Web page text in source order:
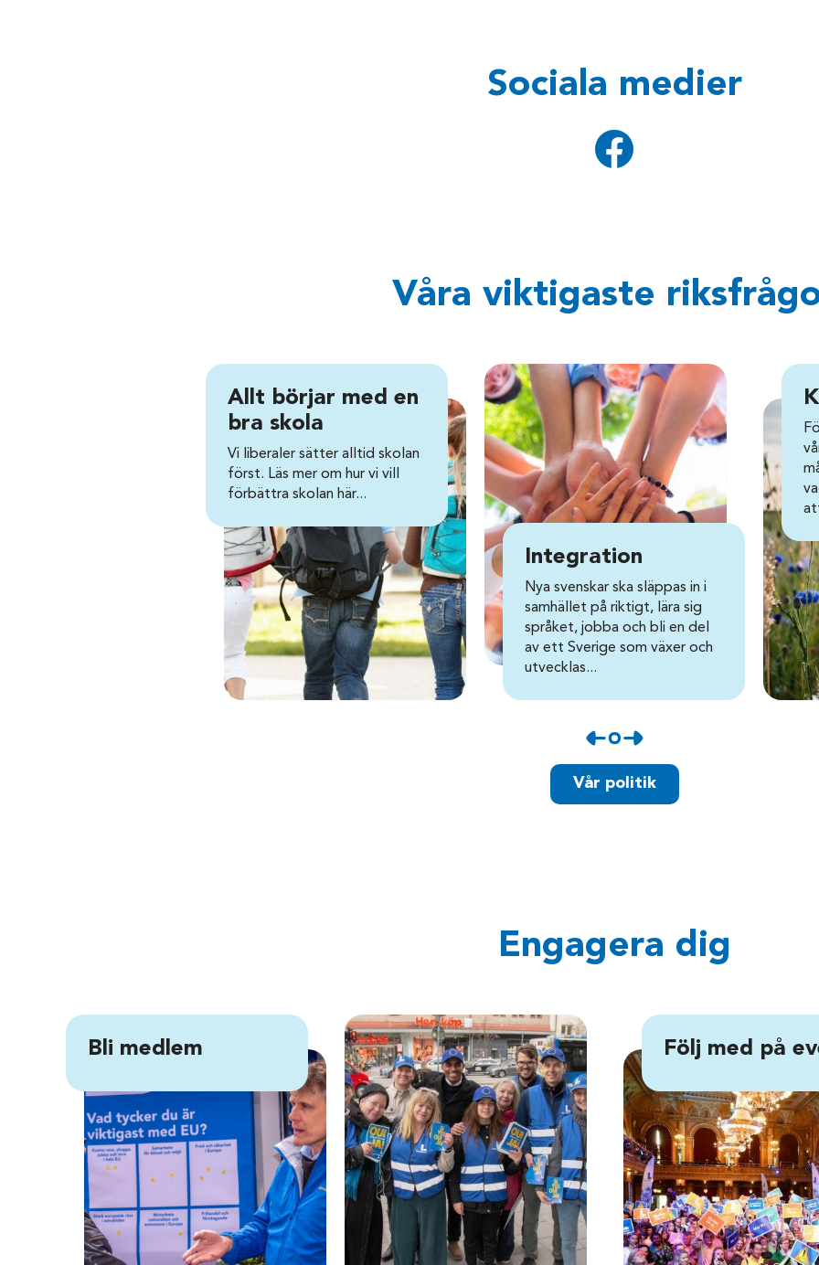
Sociala medier
Våra viktigaste
Allt börjar med en
bra skola
Vi liberaler sätter alltid skolan
först. Läs mer om hur vi vill
förbättra skolan här...
Integration
Nya svenskar ska släppas in i
samhället på riktigt, lära sig
språket, jobba och bli en del
av ett Sverige som växer och
utvecklas...
Vår politik
Engagera dig
Bli medlem Följ med på